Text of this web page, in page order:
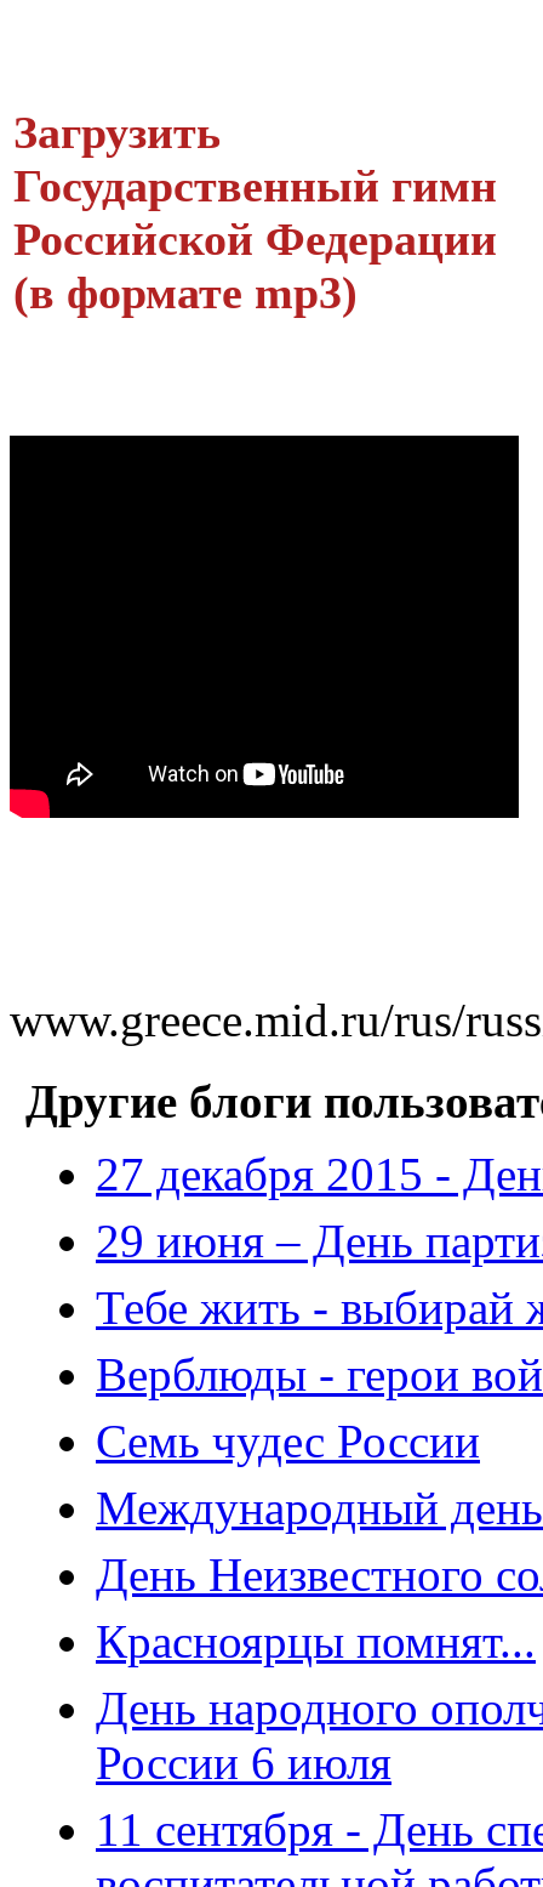
Загрузить
Государственный гимн
Российской Федерации
(в формате mp3)
www.greece.mid.ru/rus/
Другие блоги
27 декабря 2015 -
29 июня – День
Тебе жить - выбирай
Верблюды - герои
Семь чудес России
Международный
День Неизвестного
Красноярцы помнят...
День народного
России 6 июля
11 сентября - День